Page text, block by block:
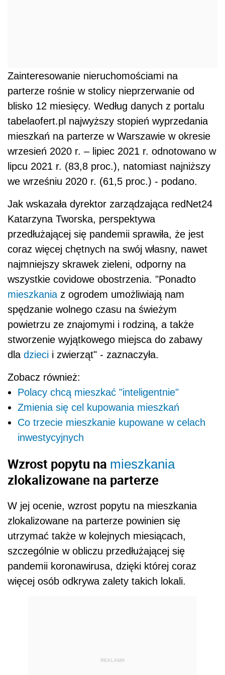
Zainteresowanie nieruchomościami na
parterze rośnie w stolicy nieprzerwanie od
blisko 12 miesięcy. Według danych z portalu
tabelaofert.pl najwyższy stopień wyprzedania
mieszkań na parterze w Warszawie w okresie
wrzesień 2020 r. – lipiec 2021 r. odnotowano w
lipcu 2021 r. (83,8 proc.), natomiast najniższy
we wrześniu 2020 r. (61,5 proc.) - podano.
Jak wskazała dyrektor zarządzająca redNet24
Katarzyna Tworska, perspektywa
przedłużającej się pandemii sprawiła, że jest
coraz więcej chętnych na swój własny, nawet
najmniejszy skrawek zieleni, odporny na
wszystkie covidowe obostrzenia. "Ponadto
mieszkania z ogrodem umożliwiają nam
spędzanie wolnego czasu na świeżym
powietrzu ze znajomymi i rodziną, a także
stworzenie wyjątkowego miejsca do zabawy
dla dzieci i zwierząt" - zaznaczyła.
Zobacz również:
Polacy chcą mieszkać "inteligentnie"
Zmienia się cel kupowania mieszkań
Co trzecie mieszkanie kupowane w celach
inwestycyjnych
Wzrost popytu na mieszkania
zlokalizowane na parterze
W jej ocenie, wzrost popytu na mieszkania
zlokalizowane na parterze powinien się
utrzymać także w kolejnych miesiącach,
szczególnie w obliczu przedłużającej się
pandemii koronawirusa, dzięki której coraz
więcej osób odkrywa zalety takich lokali.
REKLAMA